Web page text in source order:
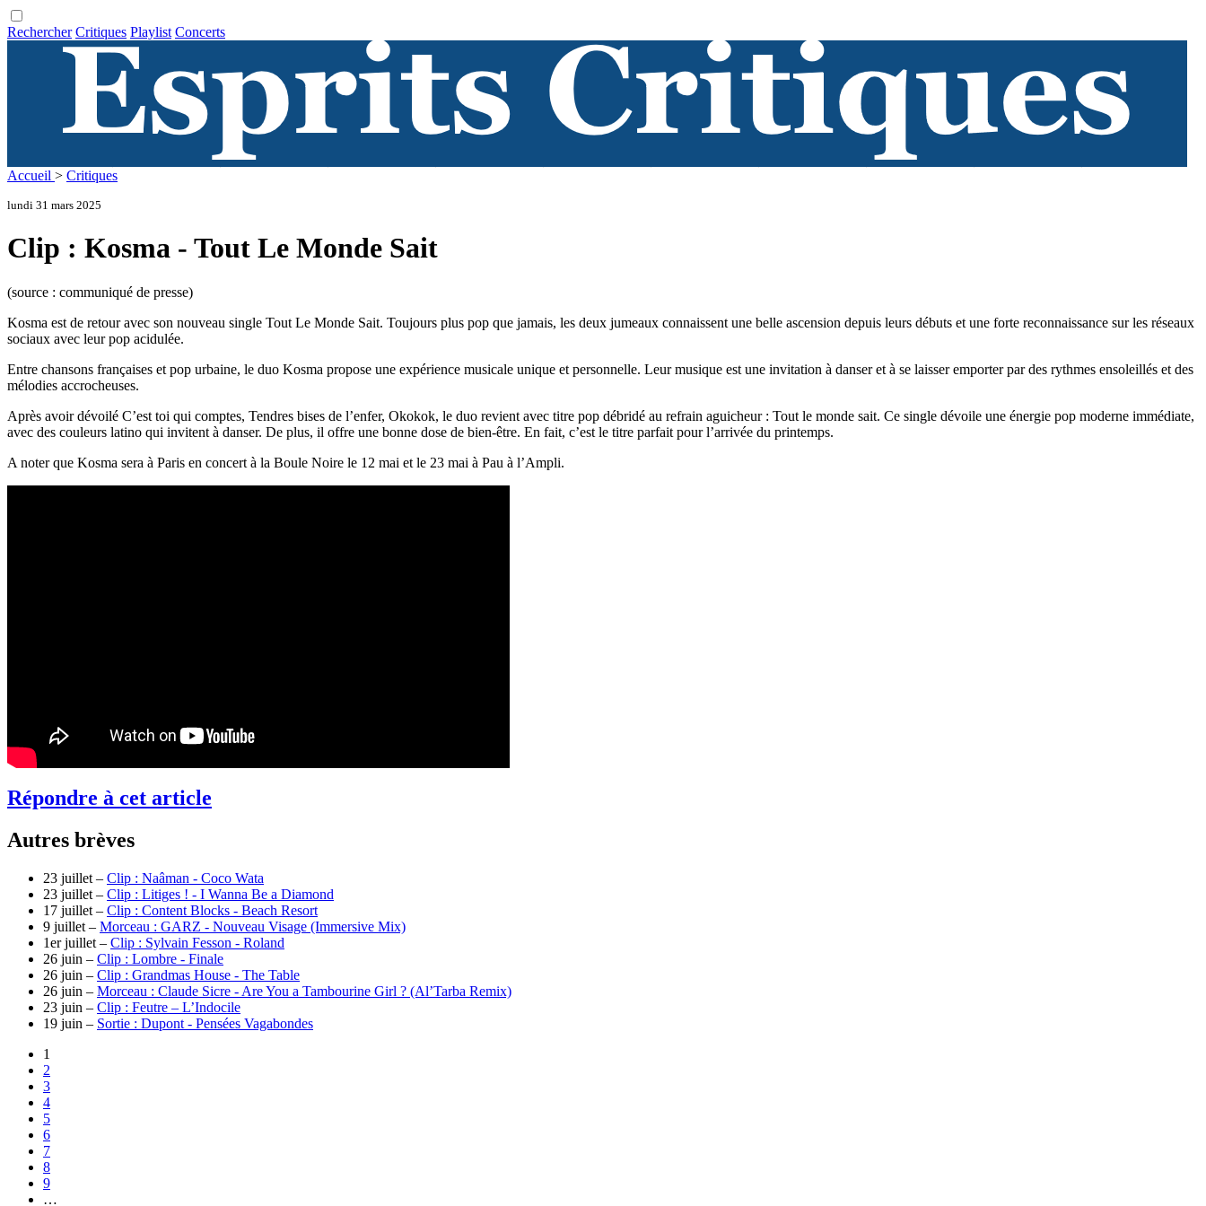
Rechercher Critiques Playlist Concerts
Accueil > Critiques
lundi 31 mars 2025
Clip : Kosma - Tout Le Monde Sait
(source : communiqué de presse)
Kosma est de retour avec son nouveau single Tout Le Monde Sait. Toujours plus pop que jamais, les deux jumeaux connaissent une belle ascension depuis leurs débuts et une forte reconnaissance sur les réseaux
sociaux avec leur pop acidulée.
Entre chansons françaises et pop urbaine, le duo Kosma propose une expérience musicale unique et personnelle. Leur musique est une invitation à danser et à se laisser emporter par des rythmes ensoleillés et des
mélodies accrocheuses.
Après avoir dévoilé C’est toi qui comptes, Tendres bises de l’enfer, Okokok, le duo revient avec titre pop débridé au refrain aguicheur : Tout le monde sait. Ce single dévoile une énergie pop moderne immédiate,
avec des couleurs latino qui invitent à danser. De plus, il offre une bonne dose de bien-être. En fait, c’est le titre parfait pour l’arrivée du printemps.
A noter que Kosma sera à Paris en concert à la Boule Noire le 12 mai et le 23 mai à Pau à l’Ampli.
Répondre à cet article
Autres brèves
23 juillet – Clip : Naâman - Coco Wata
23 juillet – Clip : Litiges ! - I Wanna Be a Diamond
17 juillet – Clip : Content Blocks - Beach Resort
9 juillet – Morceau : GARZ - Nouveau Visage (Immersive Mix)
1er juillet – Clip : Sylvain Fesson - Roland
26 juin – Clip : Lombre - Finale
26 juin – Clip : Grandmas House - The Table
26 juin – Morceau : Claude Sicre - Are You a Tambourine Girl ? (Al’Tarba Remix)
23 juin – Clip : Feutre – L’Indocile
19 juin – Sortie : Dupont - Pensées Vagabondes
1
2
3
4
5
6
7
8
9
…